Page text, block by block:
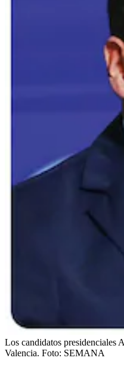
Los candidatos presidenciales
Valencia. Foto: SEMANA